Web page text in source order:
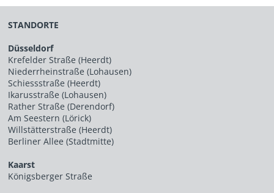
STANDORTE
Düsseldorf
Krefelder Straße (Heerdt)
Niederrheinstraße (Lohausen)
Schiessstraße (Heerdt)
Ikarusstraße (Lohausen)
Rather Straße (Derendorf)
Am Seestern (Lörick)
Willstätterstraße (Heerdt)
Berliner Allee (Stadtmitte)
Kaarst
Königsberger Straße